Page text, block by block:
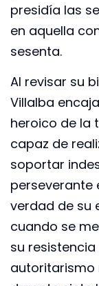
presidía las
en aquella
sesenta.
Al revisar su
Villalba
heroico de la
capaz de
soportar
perseverante
verdad de su
cuando se
su
autoritarismo